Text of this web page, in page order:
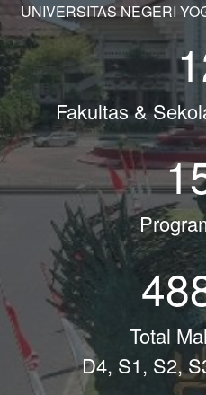
UNIVERSITAS NEGERI
Fakultas &
Total
D4, S1, S2,